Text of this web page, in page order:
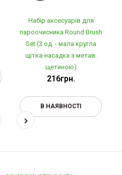
Набір аксесуарів для
пароочисника Round Brush
Set (3 од. - мала кругла
щітка-насадка з метав.
щетиною)
216грн.
В НАЯВНОСТІ